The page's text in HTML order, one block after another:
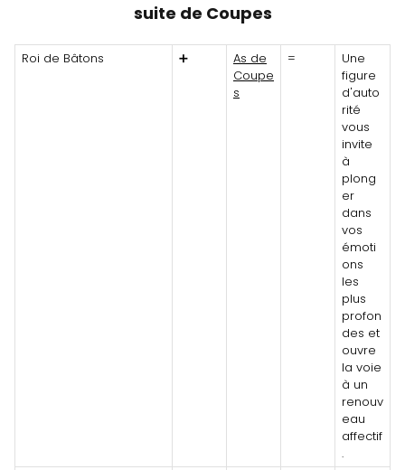
suite de Coupes
Roi de Bâtons ➕
As de
Coupe
s
=
Une
figure
d'auto
rité
vous
invite
à
plong
er
dans
vos
émoti
ons
les
plus
profon
des et
ouvre
la voie
à un
renouv
eau
affectif
.